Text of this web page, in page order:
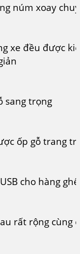
núm xoay
xe đều được
sang trọng
ốp gỗ trang trí
cho hàng
rất rộng cùng